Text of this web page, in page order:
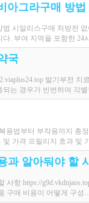
아그라구매 방
시알리스구매 처방전
다. 부여 지역을 포함한 24
국
발기부전
되는 경우가 빈번하여 각
복용법부터 부작용까지
및 가격 프릴리지 효과 및
과 알아둬야 할
사항 https://
구매 비용이 어떻게 구성